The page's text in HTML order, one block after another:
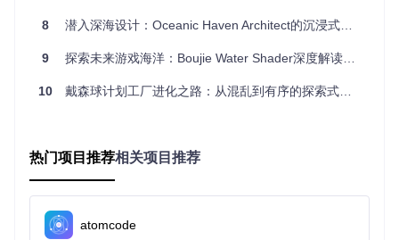
不应错过的宝贵资源。它不仅仅是一个场景资源，更是一扇通
学者也能迅速上手，创造出令人惊叹的海洋景观。立即下载，
那泛起层层涟漪的真实海水，引领用户畅游无垠深蓝。
Unity海水场景资源下载
项目地址：
toolkit/d72a0
8 潜入深海设计：Oceanic Haven Architect的沉浸式创作之旅
9 探索未来游戏海洋：Boujie Water Shader深度解读与应用
10 戴森球计划工厂进化之路：从混乱到有序的探索式指南
热门项目推荐相关项目推荐
atomcode